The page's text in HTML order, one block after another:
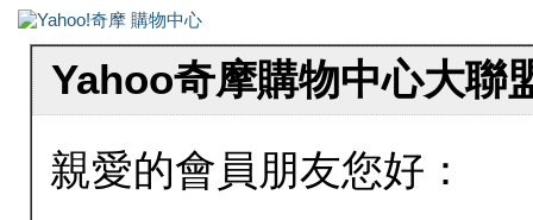
Yahoo奇摩購物中心大聯
親愛的會員朋友您好：